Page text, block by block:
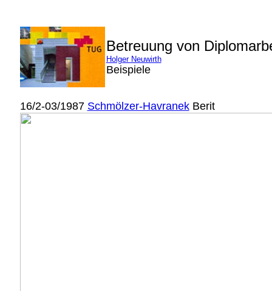
Betreuung von
Holger Neuwirth
Beispiele
16/2-03/1987 Schmölzer-HavranekBerit